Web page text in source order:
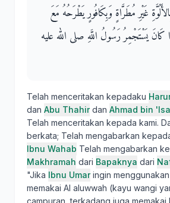
غَيْرِ مُطَرَّاةٍ وَبِكَافُورٍ يَطْرَحُهُ مَعَ
كَانَ يَسْتَجْمِرُ رَسُولُ اللَّهِ صلى الله عليه
Telah menceritakan kepadaku
dan Abu Thahirdan Ahmad bin 'Isa
Telah menceritakan kepada kami.
berkata; Telah mengabarkan
Ibnu Wahab Telah mengabarkan
Makhramah dari Bapaknya dari
"Jika Ibnu Umaringin
memakai Al aluwwah (kayu wangi
campuran, terkadang juga memakai